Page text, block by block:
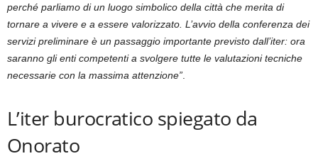
perché parliamo di un luogo simbolico della città che merita di
tornare a vivere e a essere valorizzato. L’avvio della conferenza dei
servizi preliminare è un passaggio importante previsto dall’iter: ora
saranno gli enti competenti a svolgere tutte le valutazioni tecniche
necessarie con la massima attenzione”
L’iter burocratico spiegato da
Onorato